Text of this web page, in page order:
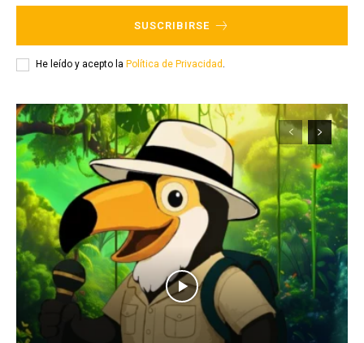
SUSCRIBIRSE
He leído y acepto la Política de Privacidad .